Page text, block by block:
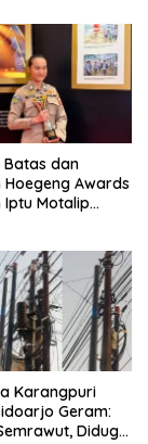
Batas dan
Hoegeng Awards
Iptu Motalip
Karangpuri
Geram:
Diduga